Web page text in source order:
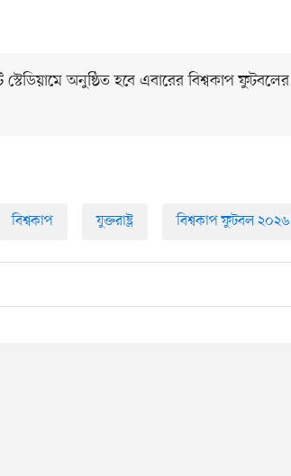
অনুষ্ঠিত হবে এবারের বিশ্বকাপ
বিশ্বকাপ যুক্তরাষ্ট্র বিশ্বকাপ ফুটবল ২০২৬